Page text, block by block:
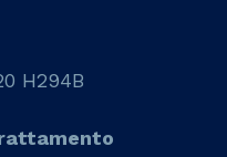
H294B